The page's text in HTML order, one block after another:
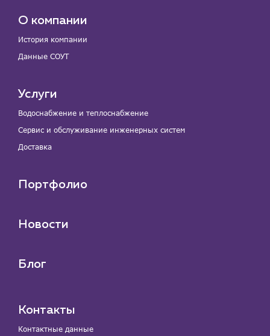
О компании
История компании
Данные СОУТ
Услуги
Водоснабжение и теплоснабжение
Сервис и обслуживание инженерных систем
Доставка
Портфолио
Новости
Блог
Контакты
Контактные данные